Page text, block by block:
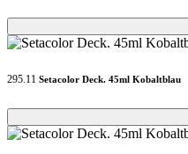
Loading...
Loading...
295.11 Setacolor Deck. 45ml Kobaltblau
Loading...
Loading...